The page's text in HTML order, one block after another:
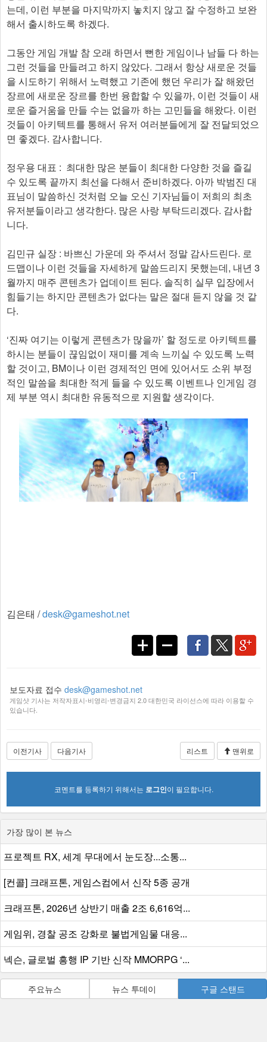
는데, 이런 부분을 마지막까지 놓치지 않고 잘 수정하고 보완
해서 출시하도록 하겠다.
그동안 게임 개발 참 오래 하면서 뻔한 게임이나 남들 다 하는
그런 것들을 만들려고 하지 않았다. 그래서 항상 새로운 것들
을 시도하기 위해서 노력했고 기존에 했던 우리가 잘 해왔던
장르에 새로운 장르를 한번 융합할 수 있을까, 이런 것들이 새
로운 즐거움을 만들 수는 없을까 하는 고민들을 해왔다. 이런
것들이 아키텍트를 통해서 유저 여러분들에게 잘 전달되었으
면 좋겠다. 감사합니다.
정우용 대표 : 최대한 많은 분들이 최대한 다양한 것을 즐길
수 있도록 끝까지 최선을 다해서 준비하겠다. 아까 박범진 대
표님이 말씀하신 것처럼 오늘 오신 기자님들이 저희의 최초
유저분들이라고 생각한다. 많은 사랑 부탁드리겠다. 감사합
니다.
김민규 실장 : 바쁘신 가운데 와 주셔서 정말 감사드린다. 로
드맵이나 이런 것들을 자세하게 말씀드리지 못했는데, 내년 3
월까지 매주 콘텐츠가 업데이트 된다. 솔직히 실무 입장에서
힘들기는 하지만 콘텐츠가 없다는 말은 절대 듣지 않을 것 같
다.
‘진짜 여기는 이렇게 콘텐츠가 많을까’ 할 정도로 아키텍트를
하시는 분들이 끊임없이 재미를 계속 느끼실 수 있도록 노력
할 것이고, BM이나 이런 경제적인 면에 있어서도 소위 부정
적인 말씀을 최대한 적게 들을 수 있도록 이벤트나 인게임 경
제 부분 역시 최대한 유동적으로 지원할 생각이다.
김은태 /desk@gameshot.net
보도자료 접수 desk@gameshot.net
게임샷 기사는 저작자표시-비영리-변경금지 2.0 대한민국 라이선스에 따라 이용할 수
있습니다.
이전기사 다음기사 리스트 맨위로
코멘트를 등록하기 위해서는 로그인이 필요합니다.
가장 많이 본 뉴스
프로젝트 RX, 세계 무대에서 눈도장...소통...
[컨콜] 크래프톤, 게임스컴에서 신작 5종 공개
크래프톤, 2026년 상반기 매출 2조 6,616억...
게임위, 경찰 공조 강화로 불법게임물 대응...
넥슨, 글로벌 흥행 IP 기반 신작 MMORPG ‘...
주요뉴스 뉴스 투데이 구글 스탠드